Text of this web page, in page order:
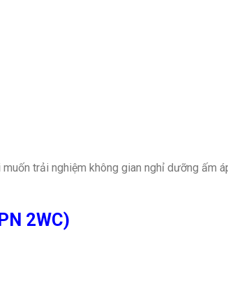
trải nghiệm không gian nghỉ dưỡng ấm
2WC)